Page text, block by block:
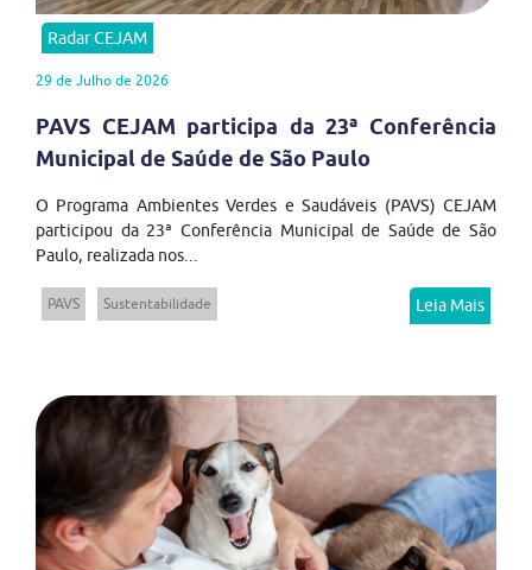
Radar CEJAM
29 de Julho de 2026
PAVS CEJAM participa da 23ª Conferência
Municipal de Saúde de São Paulo
O Programa Ambientes Verdes e Saudáveis (PAVS) CEJAM
participou da 23ª Conferência Municipal de Saúde de São
Paulo, realizada nos...
PAVS Sustentabilidade Leia Mais